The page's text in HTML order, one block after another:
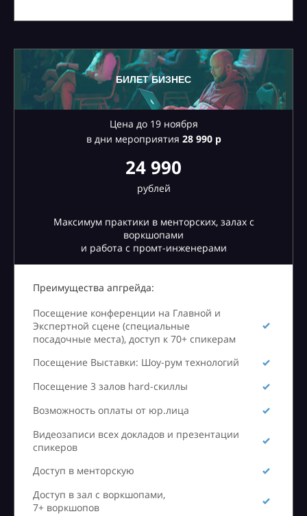
БИЛЕТ БИЗНЕС
Цена до 19 ноября
в дни мероприятия 28990 р
24 990
рублей
Максимум практики в менторских, залах с
воркшопами
и работа с промт-инженерами
Преимущества апгрейда:
Посещение конференции на Главной и
Экспертной сцене (специальные
посадочные места), доступ к 70+ спикерам
Посещение Выставки: Шоу-рум технологий
Посещение 3 залов hard-скиллы
Возможность оплаты от юр.лица
Видеозаписи всех докладов и презентации
спикеров
Доступ в менторскую
Доступ в зал с воркшопами,
7+ воркшопов